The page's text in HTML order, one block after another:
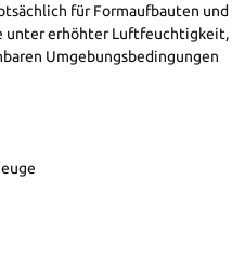
für Formaufbauten und
unter erhöhter Luftfeuchtigkeit,
Umgebungsbedingungen